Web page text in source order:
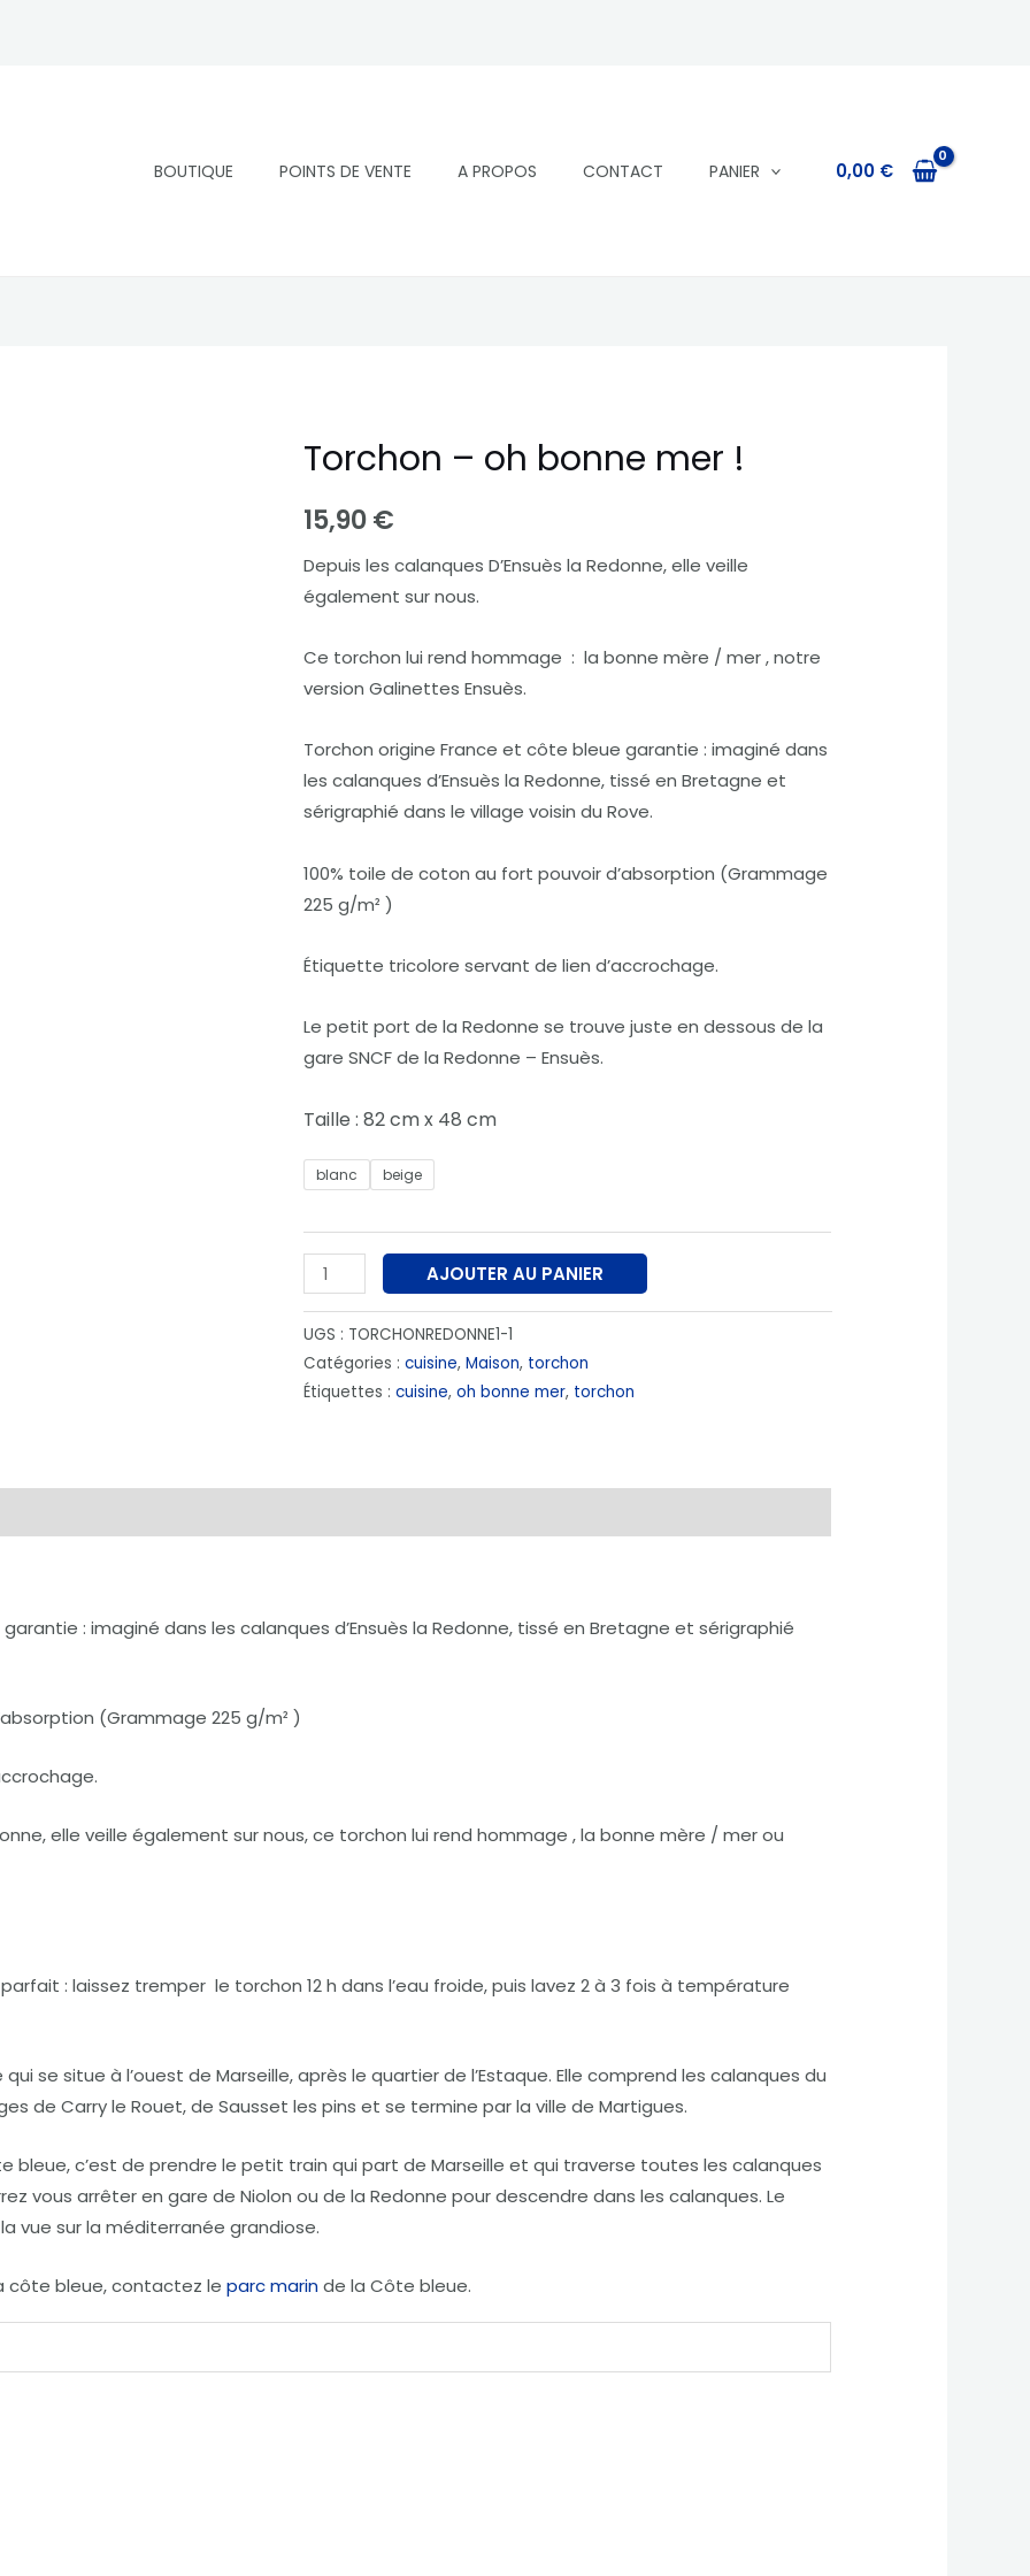
BOUTIQUE POINTS DE VENTE A PROPOS CONTACT PANIER 0,00 €
Torchon – oh bonne mer !
15,90€
Depuis les calanques D’Ensuès la Redonne, elle veille
également sur nous.
Ce torchon lui rend hommage : la bonne mère / mer , notre
version Galinettes Ensuès.
Torchon origine France et côte bleue garantie : imaginé dans
les calanques d’Ensuès la Redonne, tissé en Bretagne et
sérigraphié dans le village voisin du Rove.
100% toile de coton au fort pouvoir d’absorption (Grammage
225 g/m² )
Étiquette tricolore servant de lien d’accrochage.
Le petit port de la Redonne se trouve juste en dessous de la
gare SNCF de la Redonne – Ensuès.
Taille : 82 cm x 48 cm
blanc beige
quantité
Torchon
oh
bonne
!
AJOUTER AU PANIER
UGS : TORCHONREDONNE1-1
Catégories : cuisine, Maison, torchon
Étiquettes : cuisine, oh bonne mer, torchon
: imaginé dans les calanques d’Ensuès la Redonne, tissé en Bretagne et sérigraphié
(Grammage 225 g/m² )
elle veille également sur nous, ce torchon lui rend hommage , la bonne mère / mer ou
: laissez tremper le torchon 12 h dans l’eau froide, puis lavez 2 à 3 fois à température
se situe à l’ouest de Marseille, après le quartier de l’Estaque. Elle comprend les calanques du
de Carry le Rouet, de Sausset les pins et se termine par la ville de Martigues.
bleue, c’est de prendre le petit train qui part de Marseille et qui traverse toutes les calanques
vous arrêter en gare de Niolon ou de la Redonne pour descendre dans les calanques. Le
vue sur la méditerranée grandiose.
côte bleue, contactez leparc marinde la Côte bleue.